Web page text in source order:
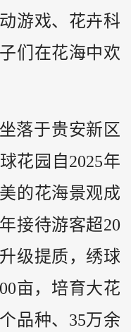
游戏、花卉科
们在花海中欢
落于贵安新区
花园自2025年
的花海景观成
接待游客超20
级提质，绣球
亩，培育大花
品种、35万余